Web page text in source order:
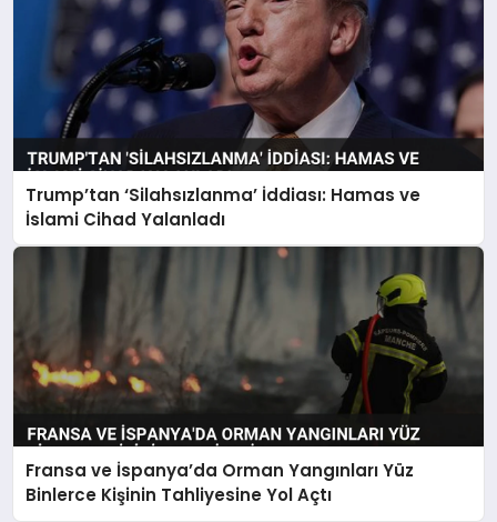
Trump’tan ‘Silahsızlanma’ İddiası: Hamas ve
İslami Cihad Yalanladı
Fransa ve İspanya’da Orman Yangınları Yüz
Binlerce Kişinin Tahliyesine Yol Açtı